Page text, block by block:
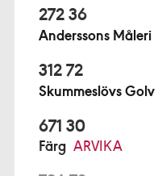
272 36
Anderssons Måleri
312 72
Skummeslövs Golv
671 30
Färg ARVIKA